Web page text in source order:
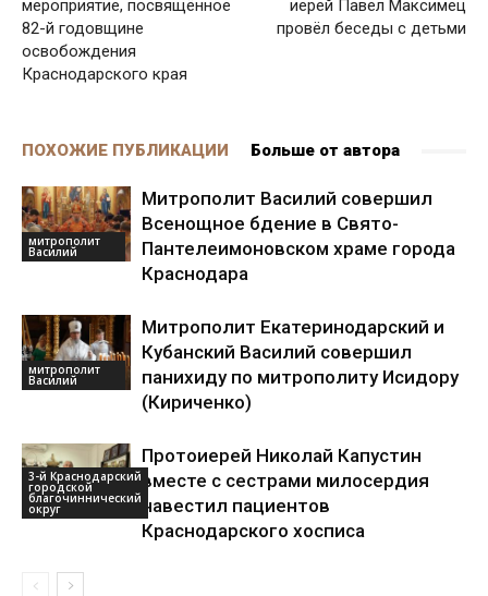
мероприятие, посвящённое
82-й годовщине
освобождения
Краснодарского края
иерей Павел Максимец
провёл беседы с детьми
ПОХОЖИЕ ПУБЛИКАЦИИ Больше от автора
митрополит
Василий
Митрополит Василий совершил
Всенощное бдение в Свято-
Пантелеимоновском храме города
Краснодара
митрополит
Василий
Митрополит Екатеринодарский и
Кубанский Василий совершил
панихиду по митрополиту Исидору
(Кириченко)
3-й Краснодарский
городской
благочиннический
округ
Протоиерей Николай Капустин
вместе с сестрами милосердия
навестил пациентов
Краснодарского хосписа